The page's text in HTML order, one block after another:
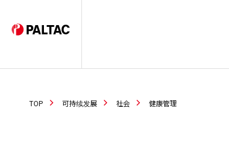
TOP 可持续发展 社会 健康管理